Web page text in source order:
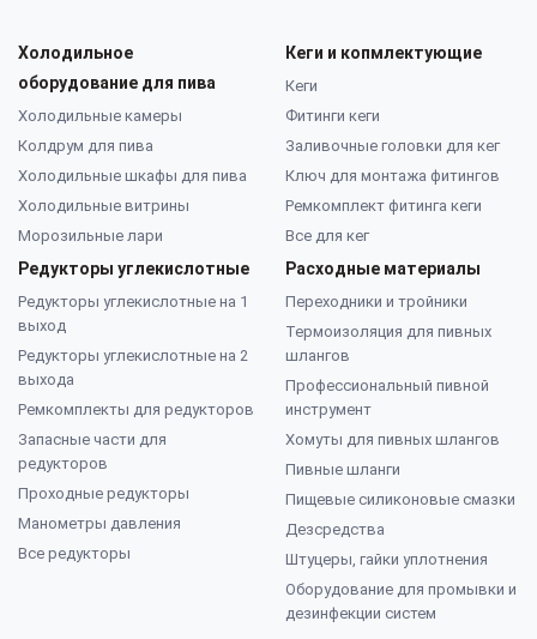
Холодильное
оборудование для пива
Холодильные камеры
Колдрум для пива
Холодильные шкафы для пива
Холодильные витрины
Морозильные лари
Редукторы углекислотные
Редукторы углекислотные на 1
выход
Редукторы углекислотные на 2
выхода
Ремкомплекты для редукторов
Запасные части для
редукторов
Проходные редукторы
Манометры давления
Все редукторы
Кеги и копмлектующие
Кеги
Фитинги кеги
Заливочные головки для кег
Ключ для монтажа фитингов
Ремкомплект фитинга кеги
Все для кег
Расходные материалы
Переходники и тройники
Термоизоляция для пивных
шлангов
Профессиональный пивной
инструмент
Хомуты для пивных шлангов
Пивные шланги
Пищевые силиконовые смазки
Дезсредства
Штуцеры, гайки уплотнения
Оборудование для промывки и
дезинфекции систем